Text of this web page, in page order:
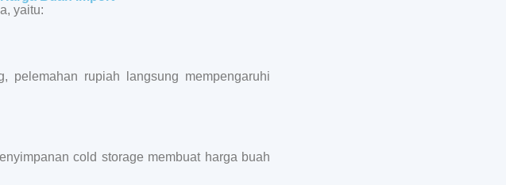
yaitu:
pelemahan rupiah langsung mempengaruhi
cold storage membuat harga buah